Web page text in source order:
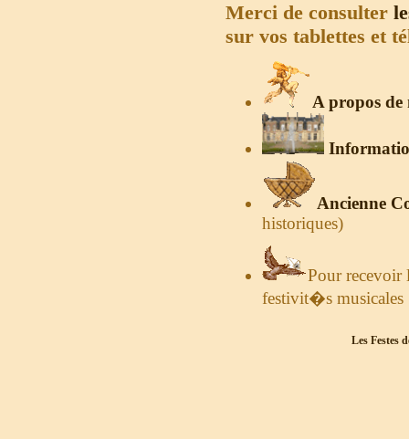
Merci de consulter
sur vos tablettes et
A propos de
Ancienne
historiques)
Pour recevoir
festivit�s
Les Festes